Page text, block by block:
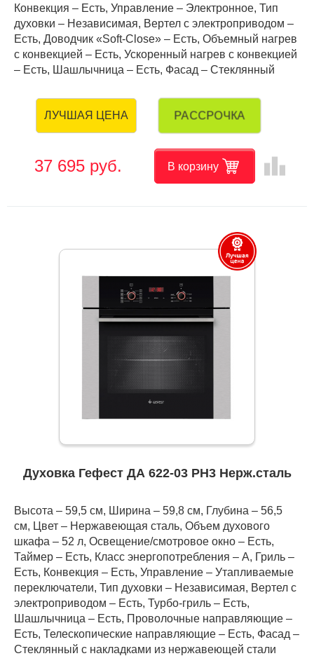
Конвекция – Есть, Управление – Электронное, Тип
духовки – Независимая, Вертел с электроприводом –
Есть, Доводчик «Soft-Close» – Есть, Объемный нагрев
с конвекцией – Есть, Ускоренный нагрев с конвекцией
– Есть, Шашлычница – Есть, Фасад – Стеклянный
ЛУЧШАЯ ЦЕНА РАССРОЧКА
37 695 руб. В корзину leaderboard
Духовка Гефест ДА 622-03 РН3 Нерж.сталь
Высота – 59,5 см, Ширина – 59,8 см, Глубина – 56,5
см, Цвет – Нержавеющая сталь, Объем духового
шкафа – 52 л, Освещение/смотровое окно – Есть,
Таймер – Есть, Класс энергопотребления – A, Гриль –
Есть, Конвекция – Есть, Управление – Утапливаемые
переключатели, Тип духовки – Независимая, Вертел с
электроприводом – Есть, Турбо-гриль – Есть,
Шашлычница – Есть, Проволочные направляющие –
Есть, Телескопические направляющие – Есть, Фасад –
Стеклянный с накладками из нержавеющей стали